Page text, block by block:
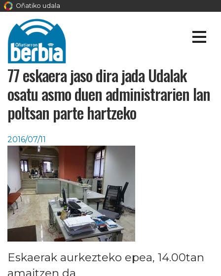
Oñatiko udala
77 eskaera jaso dira jada Udalak
osatu asmo duen administrarien lan
poltsan parte hartzeko
2016/07/11
Eskaerak aurkezteko epea, 14.00tan
amaitzen da